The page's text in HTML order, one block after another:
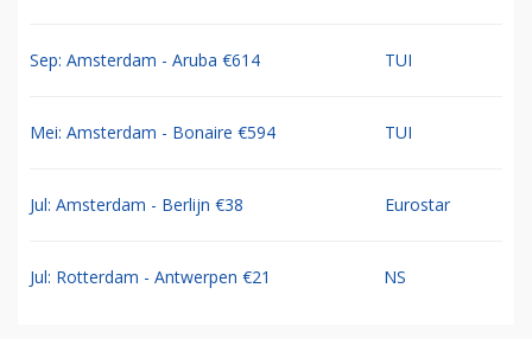
Sep: Amsterdam - Aruba €614 TUI
Mei: Amsterdam - Bonaire €594 TUI
Jul: Amsterdam - Berlijn €38 Eurostar
Jul: Rotterdam - Antwerpen €21 NS